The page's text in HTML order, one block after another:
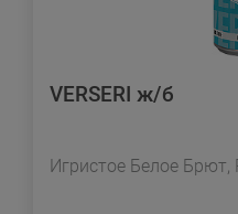
VERSERI ж/б
Игристое Белое Брют,